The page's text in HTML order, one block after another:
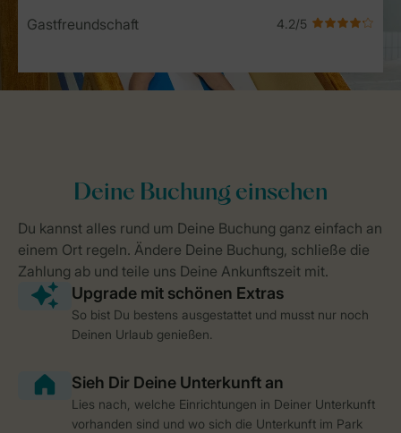
Gastfreundschaft
So bist Du bestens ausgestattet und musst nur noch
Deinen Urlaub genießen.
Lies nach, welche Einrichtungen in Deiner Unterkunft
vorhanden sind und wo sich die Unterkunft im Park